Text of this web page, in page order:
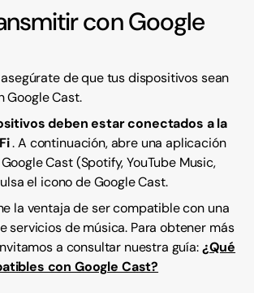
con Google
de que tus dispositivos sean
Google Cast.
deben estar conectados a la
. A continuación, abre una aplicación
Cast (Spotify, YouTube Music,
el icono de Google Cast.
la ventaja de ser compatible con una
servicios de música. Para obtener más
a consultar nuestra guía:¿Qué
con Google Cast?